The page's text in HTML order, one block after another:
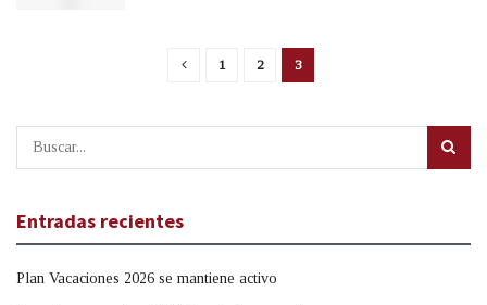
1 2 3
Entradas recientes
Plan Vacaciones 2026 se mantiene activo